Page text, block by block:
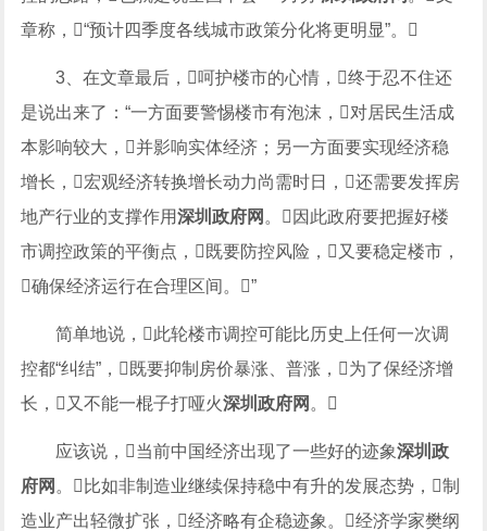
章称，“预计四季度各线城市政策分化将更明显”。
3、在文章最后，呵护楼市的心情，终于忍不住还
是说出来了：“一方面要警惕楼市有泡沫，对居民生活成
本影响较大，并影响实体经济；另一方面要实现经济稳
增长，宏观经济转换增长动力尚需时日，还需要发挥房
地产行业的支撑作用深圳政府网 。因此政府要把握好楼
市调控政策的平衡点，既要防控风险，又要稳定楼市，
确保经济运行在合理区间。”
简单地说，此轮楼市调控可能比历史上任何一次调
控都“纠结”，既要抑制房价暴涨、普涨，为了保经济增
长，又不能一棍子打哑火深圳政府网 。
应该说，当前中国经济出现了一些好的迹象深圳政
府网 。比如非制造业继续保持稳中有升的发展态势，制
造业产出轻微扩张，经济略有企稳迹象。经济学家樊纲